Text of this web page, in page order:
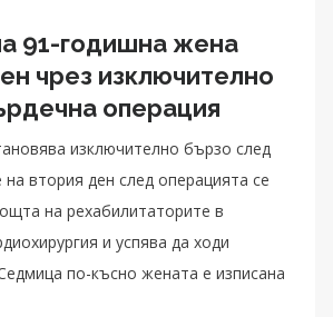
91-годишна жена
чрез изключително
операция
изключително бързо след
втория ден след операцията се
на рехабилитаторите в
и успява да ходи
по-късно жената е изписана